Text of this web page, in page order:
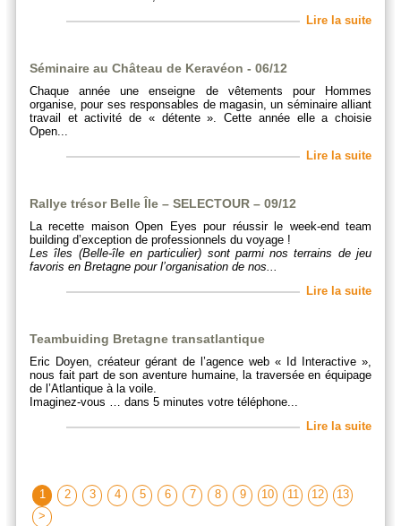
Lire la suite
Séminaire au Château de Keravéon - 06/12
Chaque année une enseigne de vêtements pour Hommes
organise, pour ses responsables de magasin, un séminaire alliant
travail et activité de « détente ». Cette année elle a choisie
Open...
Lire la suite
Rallye trésor Belle Île – SELECTOUR – 09/12
La recette maison Open Eyes pour réussir le week-end team
building d’exception de professionnels du voyage !
Les îles (Belle-île en particulier) sont parmi nos terrains de jeu
favoris en Bretagne pour l’organisation de nos...
Lire la suite
Teambuiding Bretagne transatlantique
Eric Doyen, créateur gérant de l’agence web « Id Interactive »,
nous fait part de son aventure humaine, la traversée en équipage
de l’Atlantique à la voile.
Imaginez-vous … dans 5 minutes votre téléphone...
Lire la suite
1 2 3 4 5 6 7 8 9 10 11 12
13
>